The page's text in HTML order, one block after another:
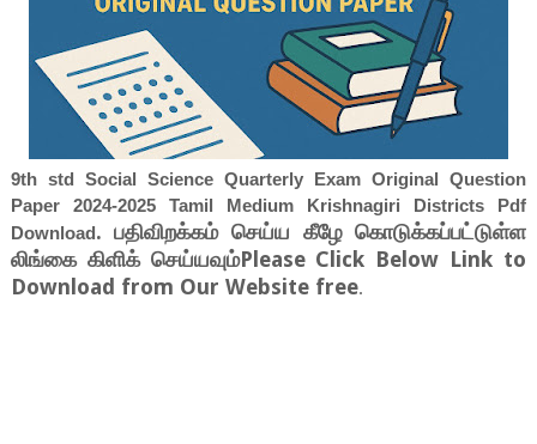
9th std Social Science Quarterly Exam Original Question
Paper 2024-2025 Tamil Medium Krishnagiri Districts Pdf
Download. பதிவிறக்கம் செய்ய கீழே கொடுக்கப்பட்டுள்ள
லிங்கை கிளிக் செய்யவும்Please Click Below Link to
Download from Our Website free.